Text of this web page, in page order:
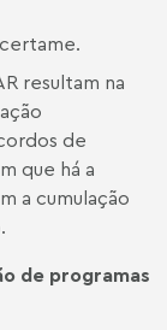
resultam na
de
que há a
a cumulação
de programas